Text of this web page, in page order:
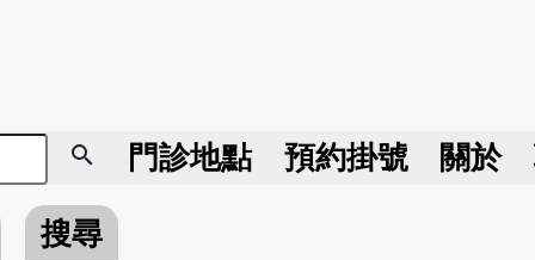
search 門診地點 預約掛號 關於
搜尋